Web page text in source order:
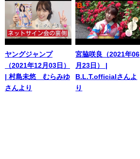
ヤングジャンプ
（2021年12月03日）
| 村島未悠 むらみゆ
さんより
宮脇咲良（2021年06
月23日） |
B.L.T.officialさんよ
り